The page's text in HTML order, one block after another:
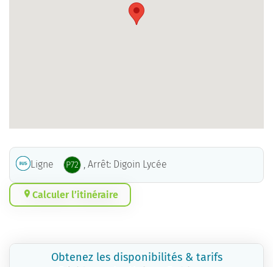
Ligne P72 , Arrêt: Digoin Lycée
Calculer l’itinéraire
Obtenez les disponibilités & tarifs